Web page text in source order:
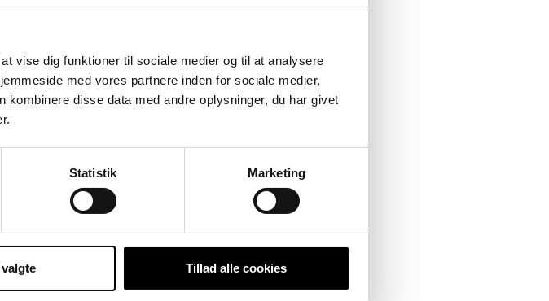
vise dig funktioner til sociale medier og til at analysere
med vores partnere inden for sociale medier,
disse data med andre oplysninger, du har givet
Statistik Marketing
Tillad alle cookies
Kommune har
2024 og er
til salg i de seneste
der er registreret i hele
primo november 2025
seneste
seneste
år